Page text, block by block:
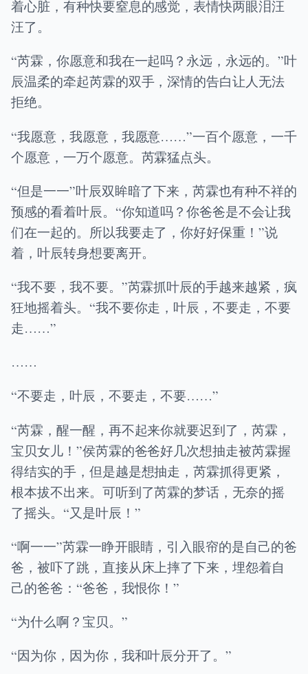
着心脏，有种快要窒息的感觉，表情快两眼泪汪
汪了。
“芮霖，你愿意和我在一起吗？永远，永远的。”叶
辰温柔的牵起芮霖的双手，深情的告白让人无法
拒绝。
“我愿意，我愿意，我愿意……”一百个愿意，一千
个愿意，一万个愿意。芮霖猛点头。
“但是一一”叶辰双眸暗了下来，芮霖也有种不祥的
预感的看着叶辰。“你知道吗？你爸爸是不会让我
们在一起的。所以我要走了，你好好保重！”说
着，叶辰转身想要离开。
“我不要，我不要。”芮霖抓叶辰的手越来越紧，疯
狂地摇着头。“我不要你走，叶辰，不要走，不要
走……”
……
“不要走，叶辰，不要走，不要……”
“芮霖，醒一醒，再不起来你就要迟到了，芮霖，
宝贝女儿！”侯芮霖的爸爸好几次想抽走被芮霖握
得结实的手，但是越是想抽走，芮霖抓得更紧，
根本拔不出来。可听到了芮霖的梦话，无奈的摇
了摇头。“又是叶辰！”
“啊一一”芮霖一睁开眼睛，引入眼帘的是自己的爸
爸，被吓了跳，直接从床上摔了下来，埋怨着自
己的爸爸：“爸爸，我恨你！”
“为什么啊？宝贝。”
“因为你，因为你，我和叶辰分开了。”